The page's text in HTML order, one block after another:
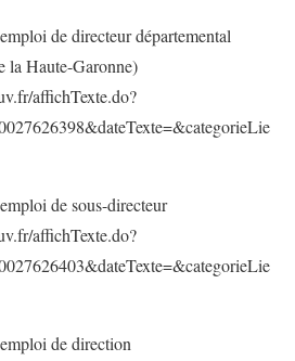
de directeur départemental
la Haute-Garonne)
affichTexte.do?
de sous-directeur
affichTexte.do?
de direction